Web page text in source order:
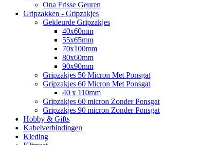
Ona Frisse Geuren
Gripzakken - Gripzakjes
Gekleurde Gripzakjes
40x60mm
55x65mm
70x100mm
80x60mm
90x90mm
Gripzakjes 50 Micron Met Ponsgat
Gripzakjes 60 Micron Met Ponsgat
40 x 110mm
Gripzakjes 60 micron Zonder Ponsgat
Gripzakjes 90 micron Zonder Ponsgat
Hobby & Gifts
Kabelverbindingen
Kleding